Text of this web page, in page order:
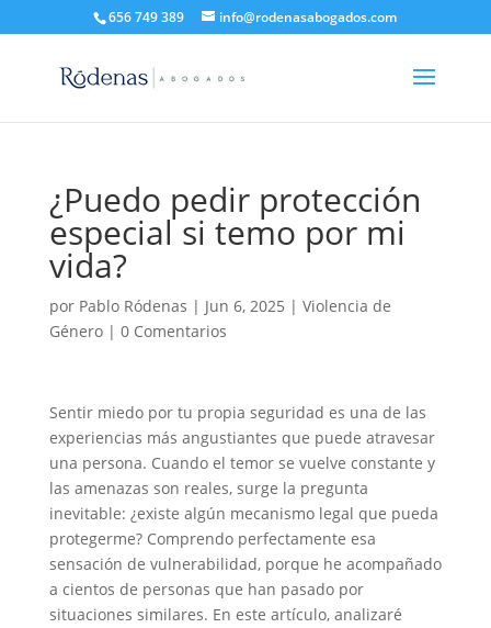
656 749 389 info@rodenasabogados.com
¿Puedo pedir protección
especial si temo por mi
vida?
por Pablo Ródenas | Jun 6, 2025 | Violencia de
Género| 0 Comentarios
Sentir miedo por tu propia seguridad es una de las
experiencias más angustiantes que puede atravesar
una persona. Cuando el temor se vuelve constante y
las amenazas son reales, surge la pregunta
inevitable: ¿existe algún mecanismo legal que pueda
protegerme? Comprendo perfectamente esa
sensación de vulnerabilidad, porque he acompañado
a cientos de personas que han pasado por
situaciones similares. En este artículo, analizaré